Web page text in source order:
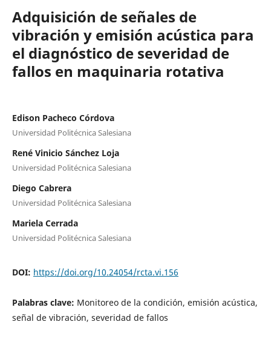
Adquisición de señales de
vibración y emisión acústica para
el diagnóstico de severidad de
fallos en maquinaria rotativa
Edison Pacheco Córdova
Universidad Politécnica Salesiana
René Vinicio Sánchez Loja
Universidad Politécnica Salesiana
Diego Cabrera
Universidad Politécnica Salesiana
Mariela Cerrada
Universidad Politécnica Salesiana
DOI: https://doi.org/10.24054/rcta.vi.156
Palabras clave: Monitoreo de la condición, emisión acústica,
señal de vibración, severidad de fallos